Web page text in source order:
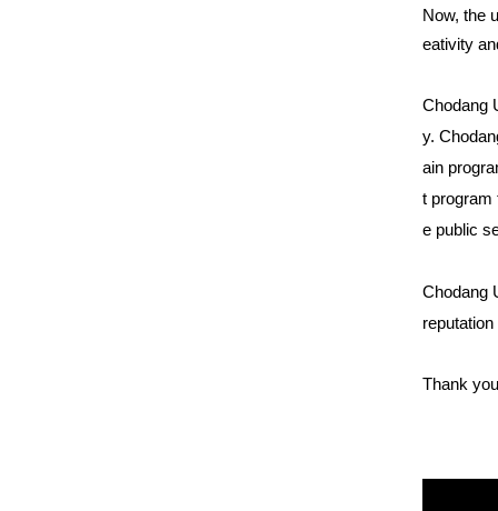
Now, the
eativity
Chodang
y.
ain
t program
e public
Chodang
Thank